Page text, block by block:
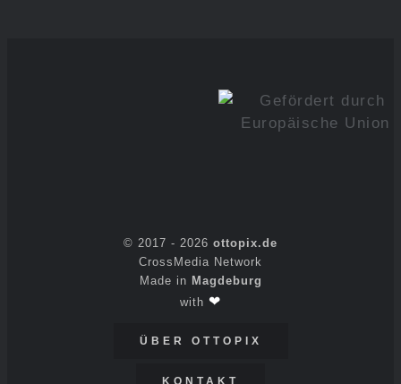
© 2017 - 2026 ottopix.de
CrossMedia Network
Made in Magdeburg
with ❤
ÜBER OTTOPIX
KONTAKT